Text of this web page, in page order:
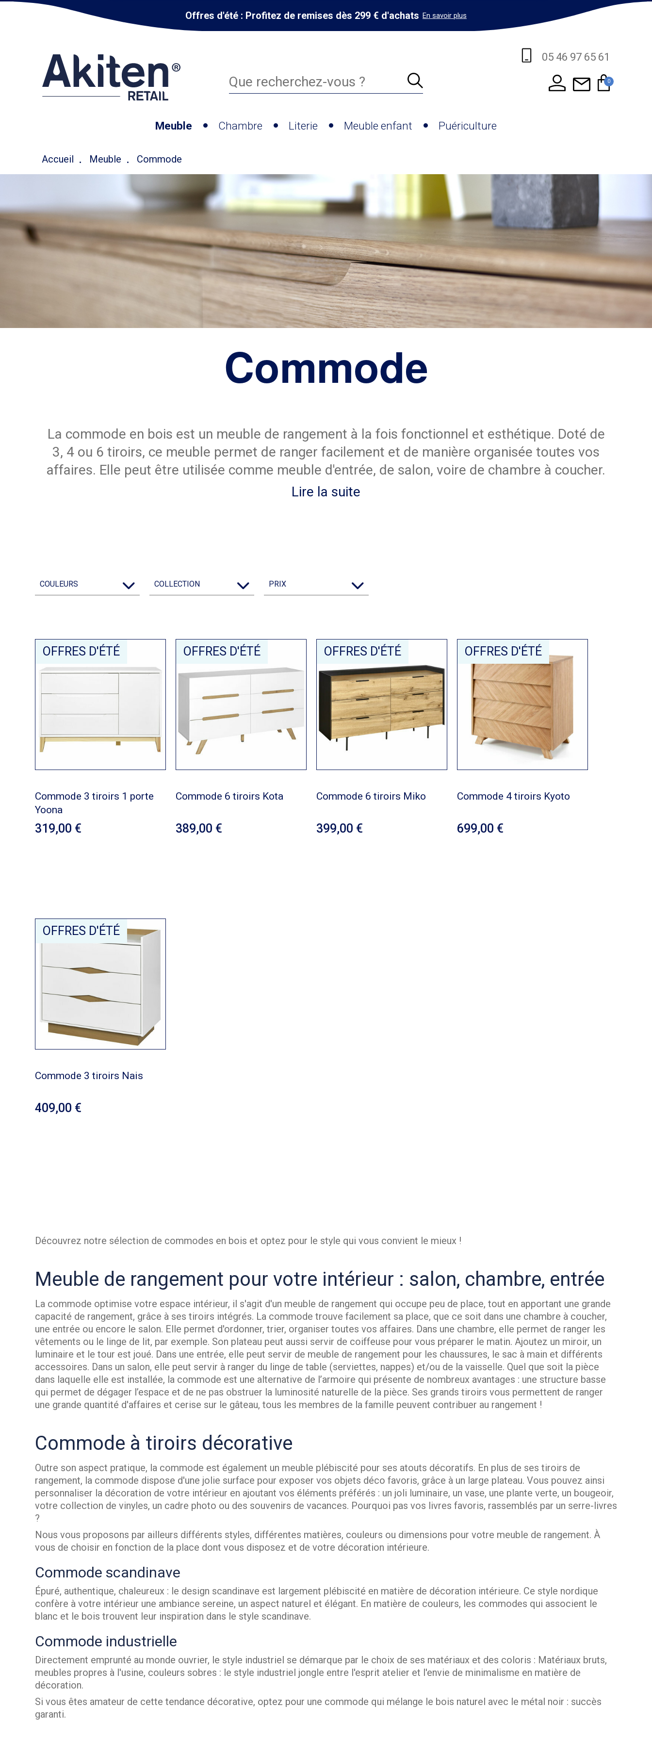
Offres d'été : Profitez de remises dès 299 € d'achats En savoir plus
05 46 97 65 61
0
Meuble Chambre Literie Meuble enfant Puériculture
Accueil Meuble Commode
Commode
La commode en bois est un meuble de rangement à la fois fonctionnel et esthétique. Doté de
3, 4 ou 6 tiroirs, ce meuble permet de ranger facilement et de manière organisée toutes vos
affaires. Elle peut être utilisée comme meuble d'entrée, de salon, voire de chambre à coucher.
Lire la suite
COULEURS COLLECTION PRIX
OFFRES D'ÉTÉ
Commode 3 tiroirs 1 porte
Yoona
319,00
OFFRES D'ÉTÉ
Commode 6 tiroirs Kota
389,00
OFFRES D'ÉTÉ
Commode 6 tiroirs Miko
399,00
OFFRES D'ÉTÉ
Commode 4 tiroirs Kyoto
699,00
OFFRES D'ÉTÉ
Commode 3 tiroirs Nais
409,00
Découvrez notre sélection de commodes en bois et optez pour le style qui vous convient le mieux !
Meuble de rangement pour votre intérieur : salon, chambre, entrée
La commode optimise votre espace intérieur, il s'agit d'un meuble de rangement qui occupe peu de place, tout en apportant une grande
capacité de rangement, grâce à ses tiroirs intégrés. La commode trouve facilement sa place, que ce soit dans une chambre à coucher,
une entrée ou encore le salon. Elle permet d'ordonner, trier, organiser toutes vos affaires. Dans une chambre, elle permet de ranger les
vêtements ou le linge de lit, par exemple. Son plateau peut aussi servir de coiffeuse pour vous préparer le matin. Ajoutez un miroir, un
luminaire et le tour est joué. Dans une entrée, elle peut servir de meuble de rangement pour les chaussures, le sac à main et différents
accessoires. Dans un salon, elle peut servir à ranger du linge de table (serviettes, nappes) et/ou de la vaisselle. Quel que soit la pièce
dans laquelle elle est installée, la commode est une alternative de l’armoire qui présente de nombreux avantages : une structure basse
qui permet de dégager l’espace et de ne pas obstruer la luminosité naturelle de la pièce. Ses grands tiroirs vous permettent de ranger
une grande quantité d'affaires et cerise sur le gâteau, tous les membres de la famille peuvent contribuer au rangement !
Commode à tiroirs décorative
Outre son aspect pratique, la commode est également un meuble plébiscité pour ses atouts décoratifs. En plus de ses tiroirs de
rangement, la commode dispose d'une jolie surface pour exposer vos objets déco favoris, grâce à un large plateau. Vous pouvez ainsi
personnaliser la décoration de votre intérieur en ajoutant vos éléments préférés : un joli luminaire, un vase, une plante verte, un bougeoir,
votre collection de vinyles, un cadre photo ou des souvenirs de vacances. Pourquoi pas vos livres favoris, rassemblés par un serre-livres
?
Nous vous proposons par ailleurs différents styles, différentes matières, couleurs ou dimensions pour votre meuble de rangement. À
vous de choisir en fonction de la place dont vous disposez et de votre décoration intérieure.
Commode scandinave
Épuré, authentique, chaleureux : le design scandinave est largement plébiscité en matière de décoration intérieure. Ce style nordique
confère à votre intérieur une ambiance sereine, un aspect naturel et élégant. En matière de couleurs, les commodes qui associent le
blanc et le bois trouvent leur inspiration dans le style scandinave.
Commode industrielle
Directement emprunté au monde ouvrier, le style industriel se démarque par le choix de ses matériaux et des coloris : Matériaux bruts,
meubles propres à l'usine, couleurs sobres : le style industriel jongle entre l'esprit atelier et l'envie de minimalisme en matière de
décoration.
Si vous êtes amateur de cette tendance décorative, optez pour une commode qui mélange le bois naturel avec le métal noir : succès
garanti.